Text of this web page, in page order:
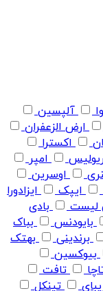
آلپسین
ارض الزعفران
اکسترا
امپر
اوسرین
ایپک
ایزادورا
لیست
بادی
بایودنس
بباک
برندینی
بهتک
بیوکسین
تافت
تینکل